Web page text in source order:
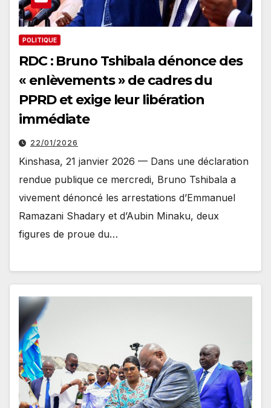
POLITIQUE
RDC : Bruno Tshibala dénonce des
« enlèvements » de cadres du
PPRD et exige leur libération
immédiate
22/01/2026
Kinshasa, 21 janvier 2026 — Dans une déclaration
rendue publique ce mercredi, Bruno Tshibala a
vivement dénoncé les arrestations d’Emmanuel
Ramazani Shadary et d’Aubin Minaku, deux
figures de proue du…